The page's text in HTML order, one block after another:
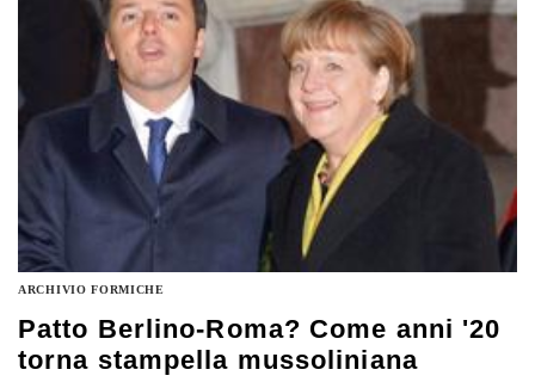
antisemita,…
ARCHIVIO FORMICHE
Patto Berlino-Roma? Come anni '20
torna stampella mussoliniana